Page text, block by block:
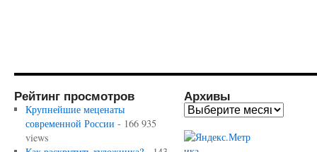
Рейтинг просмотров
Крупнейшие меценаты
современной России - 166 935
views
Архивы